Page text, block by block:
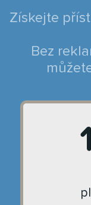
Získejte
Bez